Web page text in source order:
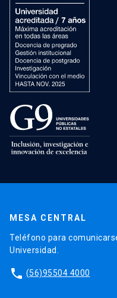
MESA CENTRAL
Teléfono para
Universidad.
phone (56)95504 4000